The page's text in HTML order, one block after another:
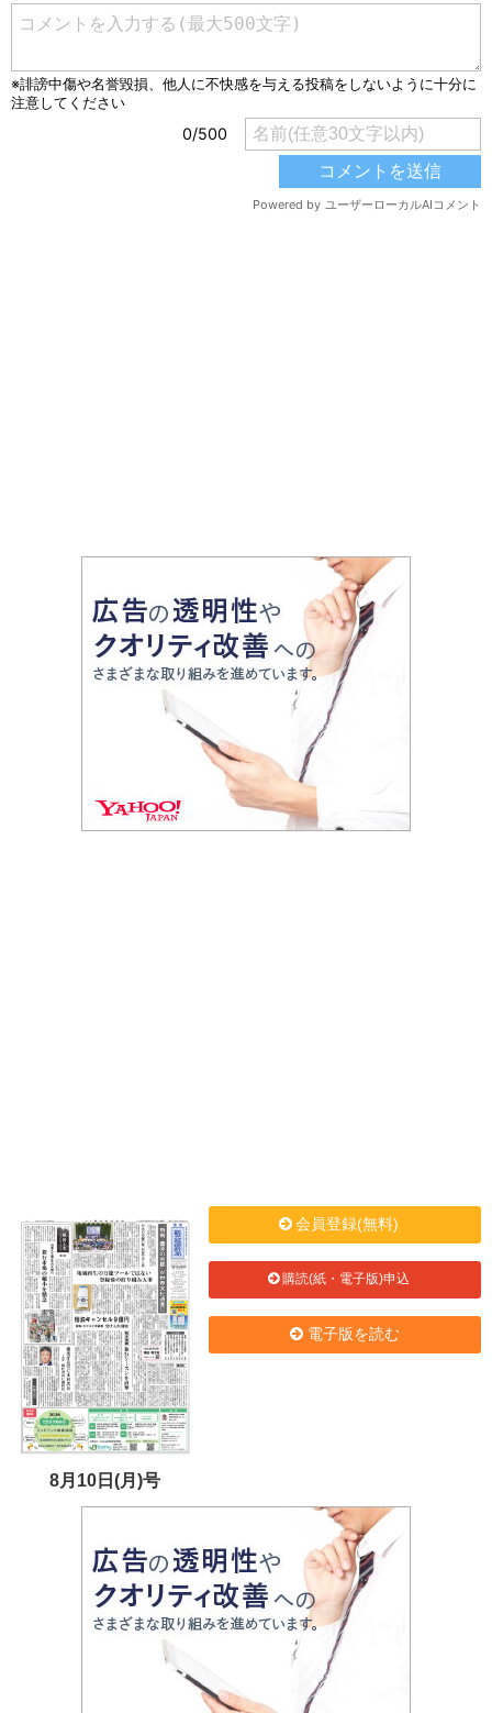
8月10日(月)号
会員登録(無料)
購読(紙・電子版)申込
電子版を読む